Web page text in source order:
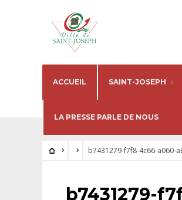
ACCUEIL SAINT-JOSEPH
LA PRESSE PARLE DE NOUS
b7431279-f7f8-4c66-a060-
b7431279-